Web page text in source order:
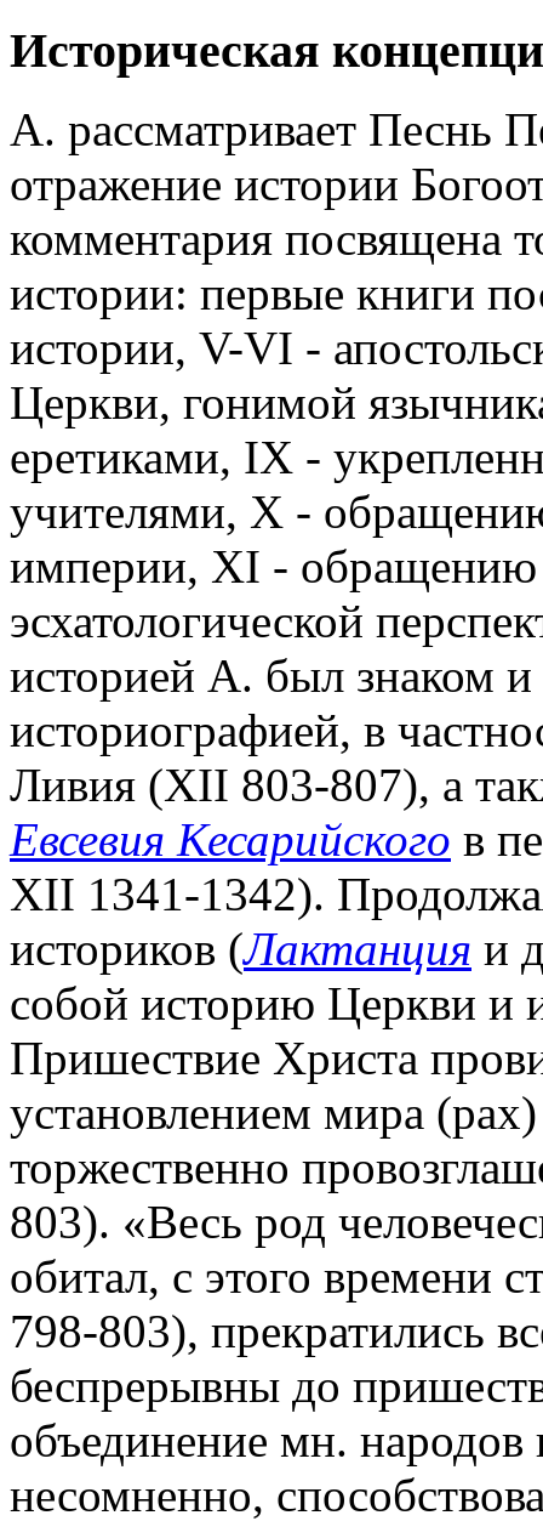
Историческая
А. рассматривает Песнь
отражение истории
комментария посвящена
истории: первые книги
истории, V-VI -
Церкви, гонимой
еретиками, IX -
учителями, X -
империи, XI - обращению
эсхатологической
историей А. был знаком
историографией, в
Ливия (XII 803-807), а
Евсевия Кесарийского в
XII 1341-1342).
историков (Лактанция и
собой историю Церкви и
Пришествие Христа
установлением мира
торжественно
803). «Весь род
обитал, с этого времени
798-803), прекратились
беспрерывны до
объединение мн.
несомненно,